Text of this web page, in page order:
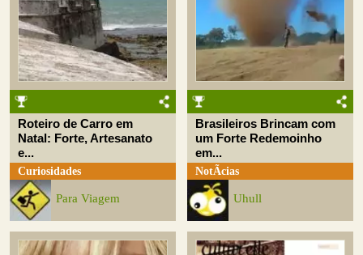
Roteiro de Carro em
Natal: Forte, Artesanato
e...
Curiosidades
Para Viagem
Brasileiros Brincam com
um Forte Redemoinho
em...
NotÃ­cias
Uhull